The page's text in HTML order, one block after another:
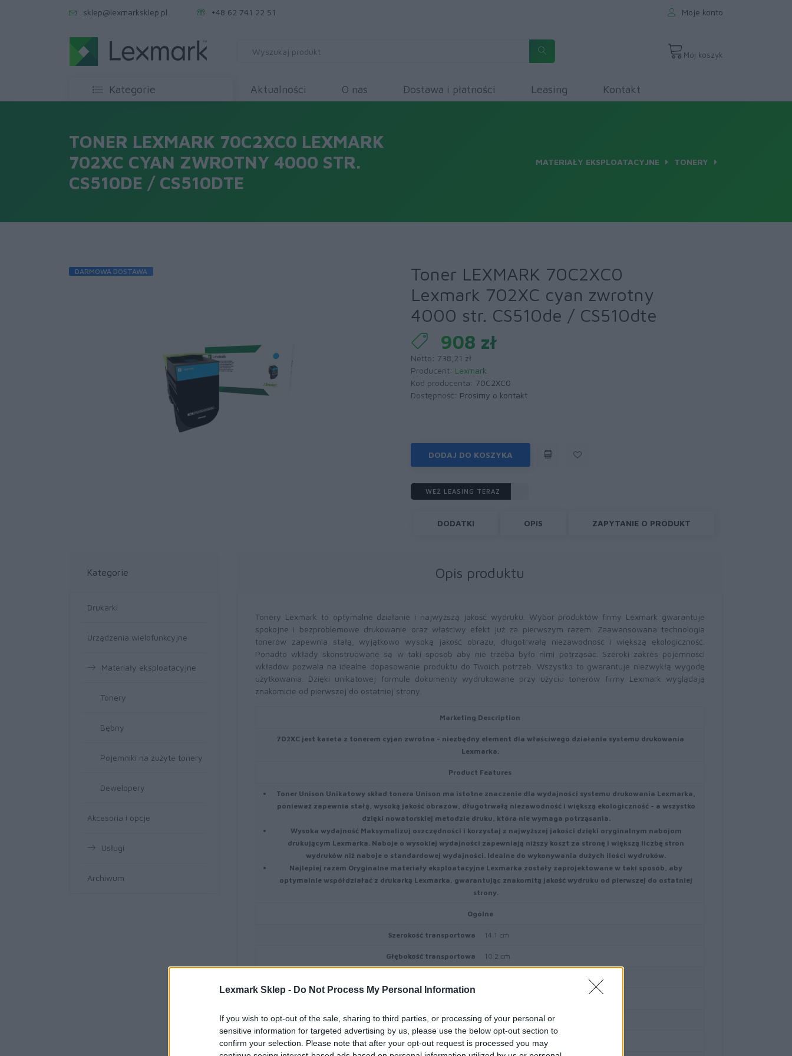
Lexmark Sklep - Do Not Process My Personal Information
If you wish to opt-out of the sale, sharing to third parties, or processing of your personal or
sensitive information for targeted advertising by us, please use the below opt-out section to
confirm your selection. Please note that after your opt-out request is processed you may
sklep@lexmarksklep.pl +48 62 741 22 51 Moje konto
Mój koszyk
Kategorie Aktualności O nas Dostawa i płatności Leasing Kontakt
TONER LEXMARK 70C2XC0 LEXMARK
702XC CYAN ZWROTNY 4000 STR.
CS510DE / CS510DTE
MATERIAŁY EKSPLOATACYJNE TONERY
DARMOWA DOSTAWA
Toner LEXMARK 70C2XC0
Lexmark 702XC cyan zwrotny
4000 str. CS510de / CS510dte
908 zł
Netto: 738,21 zł
Producent: Lexmark
Kod producenta: 70C2XC0
Dostępność: Prosimy o kontakt
DODAJ DO KOSZYKA
WEŹ LEASING TERAZ
DODATKI OPIS ZAPYTANIE O PRODUKT
Kategorie
Drukarki
Urządzenia wielofunkcyjne
Materiały eksploatacyjne
Tonery
Bębny
Pojemniki na zużyte tonery
Dewelopery
Akcesoria i opcje
Usługi
Archiwum
Opis produktu
Tonery Lexmark to optymalne działanie i najwyższą jakość wydruku. Wybór produktów firmy Lexmark gwarantuje
spokojne i bezproblemowe drukowanie oraz właściwy efekt już za pierwszym razem. Zaawansowana technologia
tonerów zapewnia stałą, wyjątkowo wysoką jakość obrazu, długotrwałą niezawodność i większą ekologiczność.
Ponadto wkłady skonstruowane są w taki sposób aby nie trzeba było nimi potrząsać. Szeroki zakres pojemności
wkładów pozwala na idealne dopasowanie produktu do Twoich potrzeb. Wszystko to gwarantuje niezwykłą wygodę
użytkowania. Dzięki unikatowej formule dokumenty wydrukowane przy użyciu tonerów firmy Lexmark wyglądają
znakomicie od pierwszej do ostatniej strony.
Marketing Description
702XC jest kaseta z tonerem cyjan zwrotna - niezbędny element dla właściwego działania systemu drukowania
Lexmarka.
Product Features
Toner Unison Unikatowy skład tonera Unison ma istotne znaczenie dla wydajności systemu drukowania Lexmarka,
ponieważ zapewnia stałą, wysoką jakość obrazów, długotrwałą niezawodność i większą ekologiczność - a wszystko
dzięki nowatorskiej metodzie druku, która nie wymaga potrząsania.
Wysoka wydajność Maksymalizuj oszczędności i korzystaj z najwyższej jakości dzięki oryginalnym nabojom
drukującym Lexmarka. Naboje o wysokiej wydajności zapewniają niższy koszt za stronę i większą liczbę stron
wydruków niż naboje o standardowej wydajności. Idealne do wykonywania dużych ilości wydruków.
Najlepiej razem Oryginalne materiały eksploatacyjne Lexmarka zostały zaprojektowane w taki sposób, aby
optymalnie współdziałać z drukarką Lexmarka, gwarantując znakomitą jakość wydruku od pierwszej do ostatniej
strony.
Ogólne
Szerokość transportowa 14.1 cm
Głębokość transportowa 10.2 cm
Materiał eksploatacyjny
Typ materiału eksploatacyjnego Toner